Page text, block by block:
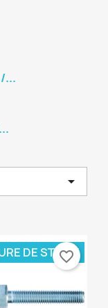
×
d'envies
×
×
des produits
Connexion
...

DE STOCK
favorite_border